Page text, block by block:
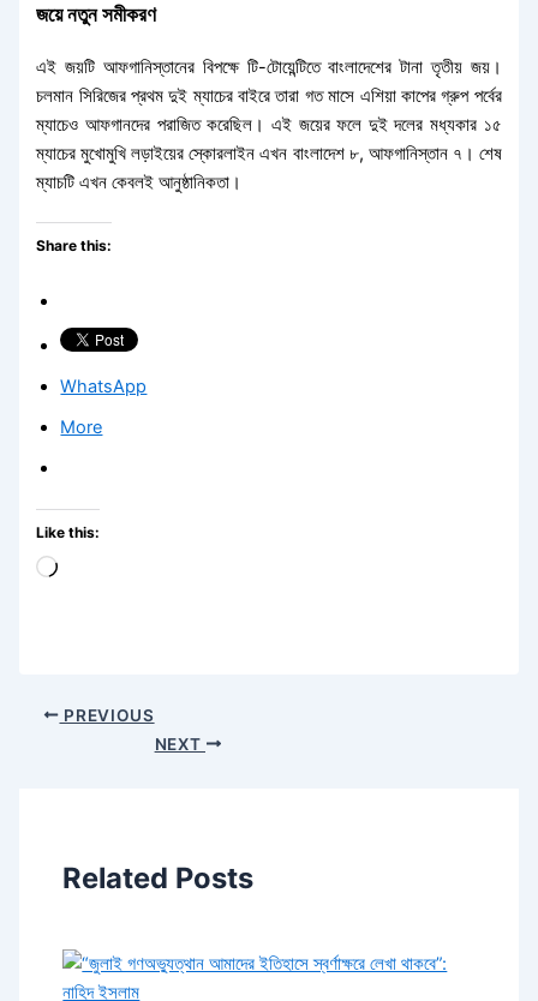
জয়ে নতুন সমীকরণ
এই জয়টি আফগানিস্তানের বিপক্ষে টি-টোয়েন্টিতে বাংলাদেশের টানা তৃতীয় জয়।
চলমান সিরিজের প্রথম দুই ম্যাচের বাইরে তারা গত মাসে এশিয়া কাপের গ্রুপ পর্বের
ম্যাচেও আফগানদের পরাজিত করেছিল। এই জয়ের ফলে দুই দলের মধ্যকার ১৫
ম্যাচের মুখোমুখি লড়াইয়ের স্কোরলাইন এখন বাংলাদেশ ৮, আফগানিস্তান ৭। শেষ
ম্যাচটি এখন কেবলই আনুষ্ঠানিকতা।
Share this:
WhatsApp
More
Like this:
Loading…
PREVIOUS
NEXT
Related Posts